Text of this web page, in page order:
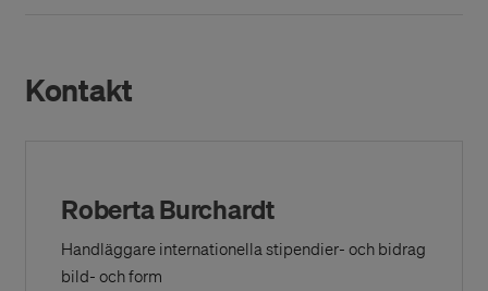
Kontakt
Roberta Burchardt
Handläggare internationella stipendier- och bidrag
bild- och form